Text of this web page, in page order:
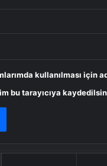
kullanılması için
bu tarayıcıya